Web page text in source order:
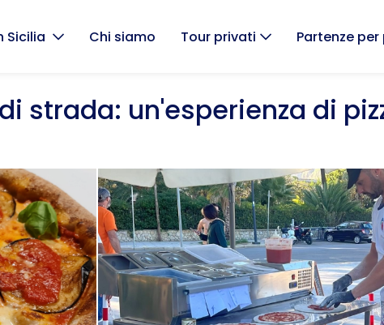
Sicilia Chi siamo Tour privati Partenze
strada: un'esperienza di